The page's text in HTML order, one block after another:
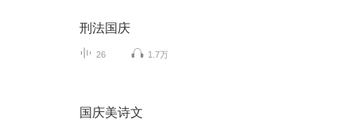
刑法国庆
26 1.7万
国庆美诗文